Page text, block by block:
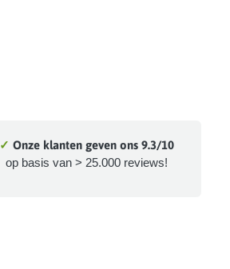
✓ Onze klanten geven ons 9.3/10
op basis van > 25.000 reviews!